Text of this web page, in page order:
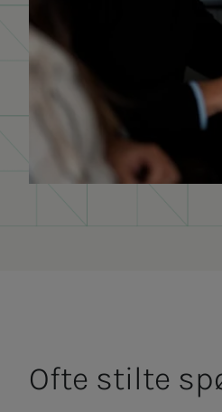
Ofte stil­­­te